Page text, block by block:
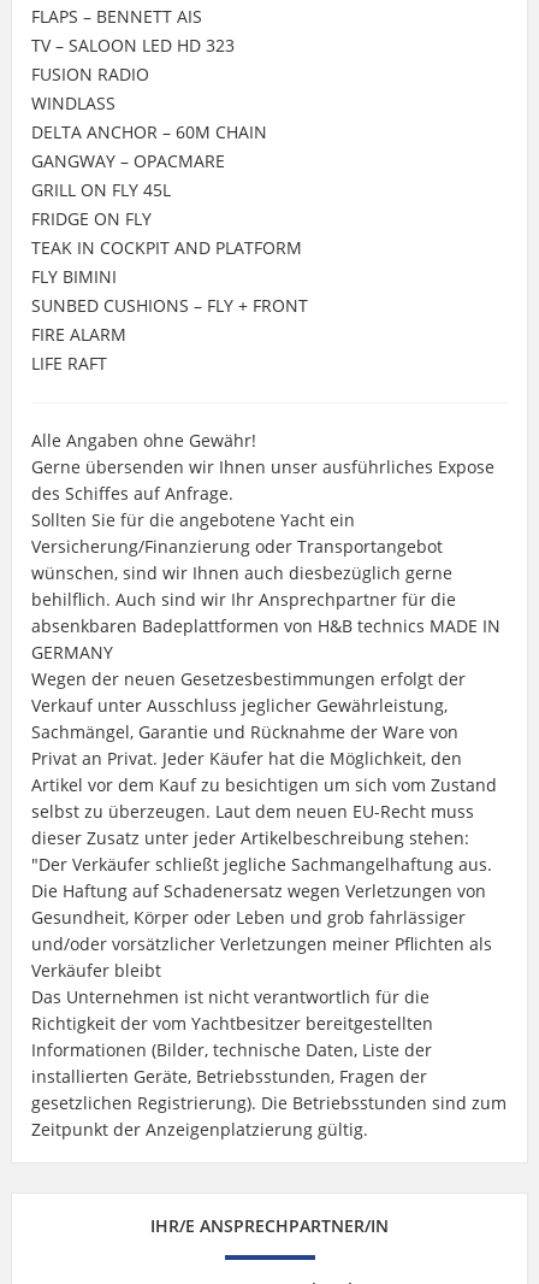
FLAPS – BENNETT AIS
TV – SALOON LED HD 323
FUSION RADIO
WINDLASS
DELTA ANCHOR – 60M CHAIN
GANGWAY – OPACMARE
GRILL ON FLY 45L
FRIDGE ON FLY
TEAK IN COCKPIT AND PLATFORM
FLY BIMINI
SUNBED CUSHIONS – FLY + FRONT
FIRE ALARM
LIFE RAFT
Alle Angaben ohne Gewähr!
Gerne übersenden wir Ihnen unser ausführliches Expose
des Schiffes auf Anfrage.
Sollten Sie für die angebotene Yacht ein
Versicherung/Finanzierung oder Transportangebot
wünschen, sind wir Ihnen auch diesbezüglich gerne
behilflich. Auch sind wir Ihr Ansprechpartner für die
absenkbaren Badeplattformen von H&B technics MADE IN
GERMANY
Wegen der neuen Gesetzesbestimmungen erfolgt der
Verkauf unter Ausschluss jeglicher Gewährleistung,
Sachmängel, Garantie und Rücknahme der Ware von
Privat an Privat. Jeder Käufer hat die Möglichkeit, den
Artikel vor dem Kauf zu besichtigen um sich vom Zustand
selbst zu überzeugen. Laut dem neuen EU-Recht muss
dieser Zusatz unter jeder Artikelbeschreibung stehen:
"Der Verkäufer schließt jegliche Sachmangelhaftung aus.
Die Haftung auf Schadenersatz wegen Verletzungen von
Gesundheit, Körper oder Leben und grob fahrlässiger
und/oder vorsätzlicher Verletzungen meiner Pflichten als
Verkäufer bleibt
Das Unternehmen ist nicht verantwortlich für die
Richtigkeit der vom Yachtbesitzer bereitgestellten
Informationen (Bilder, technische Daten, Liste der
installierten Geräte, Betriebsstunden, Fragen der
gesetzlichen Registrierung). Die Betriebsstunden sind zum
Zeitpunkt der Anzeigenplatzierung gültig.
IHR/E ANSPRECHPARTNER/IN